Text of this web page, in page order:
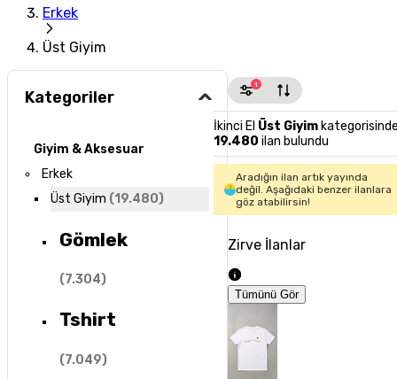
Erkek
Üst Giyim
Kategoriler
Giyim & Aksesuar
Erkek
Üst Giyim (19.480)
Gömlek
(7.304)
Tshirt
(7.049)
1
İkinci El Üst Giyim
19.480 ilan bulundu
Aradığın ilan artık yayında
değil. Aşağıdaki benzer ilanlara
göz atabilirsin!
Zirve İlanlar
Tümünü Gör